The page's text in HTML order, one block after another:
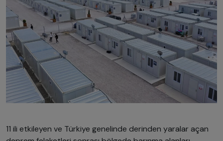
11 ili etkileyen ve Türkiye genelinde derinden yaralar açan